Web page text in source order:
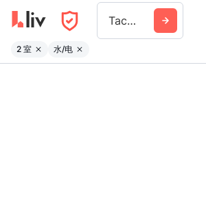
Tacoma
2 室 水/电